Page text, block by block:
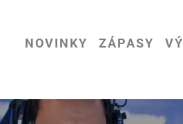
NOVINKY ZÁPASY